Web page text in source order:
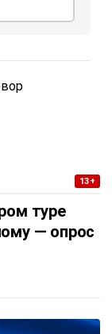
13+
туре
— опрос